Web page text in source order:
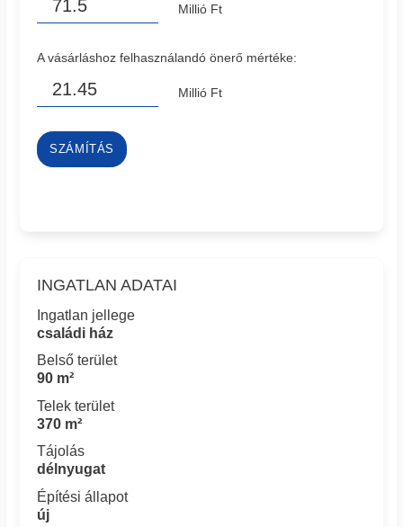
Millió Ft
A vásárláshoz felhasználandó önerő mértéke:
Millió Ft
SZÁMÍTÁS
INGATLAN ADATAI
Ingatlan jellege
családi ház
Belső terület
90 m²
Telek terület
370 m²
Tájolás
délnyugat
Építési állapot
új